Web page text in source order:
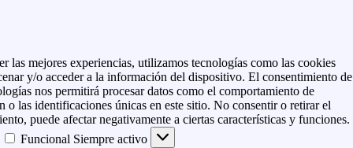
las mejores experiencias, utilizamos tecnologías como las cookies
y/o acceder a la información del dispositivo. El consentimiento de
nos permitirá procesar datos como el comportamiento de
o las identificaciones únicas en este sitio. No consentir o retirar el
puede afectar negativamente a ciertas características y funciones.
Funcional Siempre activo